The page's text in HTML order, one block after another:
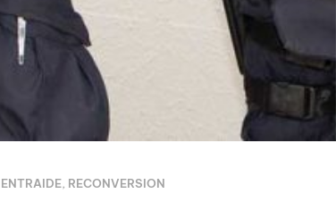
ENTRAIDE, RECONVERSION